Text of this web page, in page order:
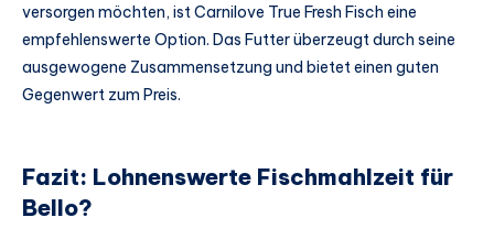
versorgen möchten, ist Carnilove True Fresh Fisch eine
empfehlenswerte Option. Das Futter überzeugt durch seine
ausgewogene Zusammensetzung und bietet einen guten
Gegenwert zum Preis.
Fazit: Lohnenswerte Fischmahlzeit für
Bello?